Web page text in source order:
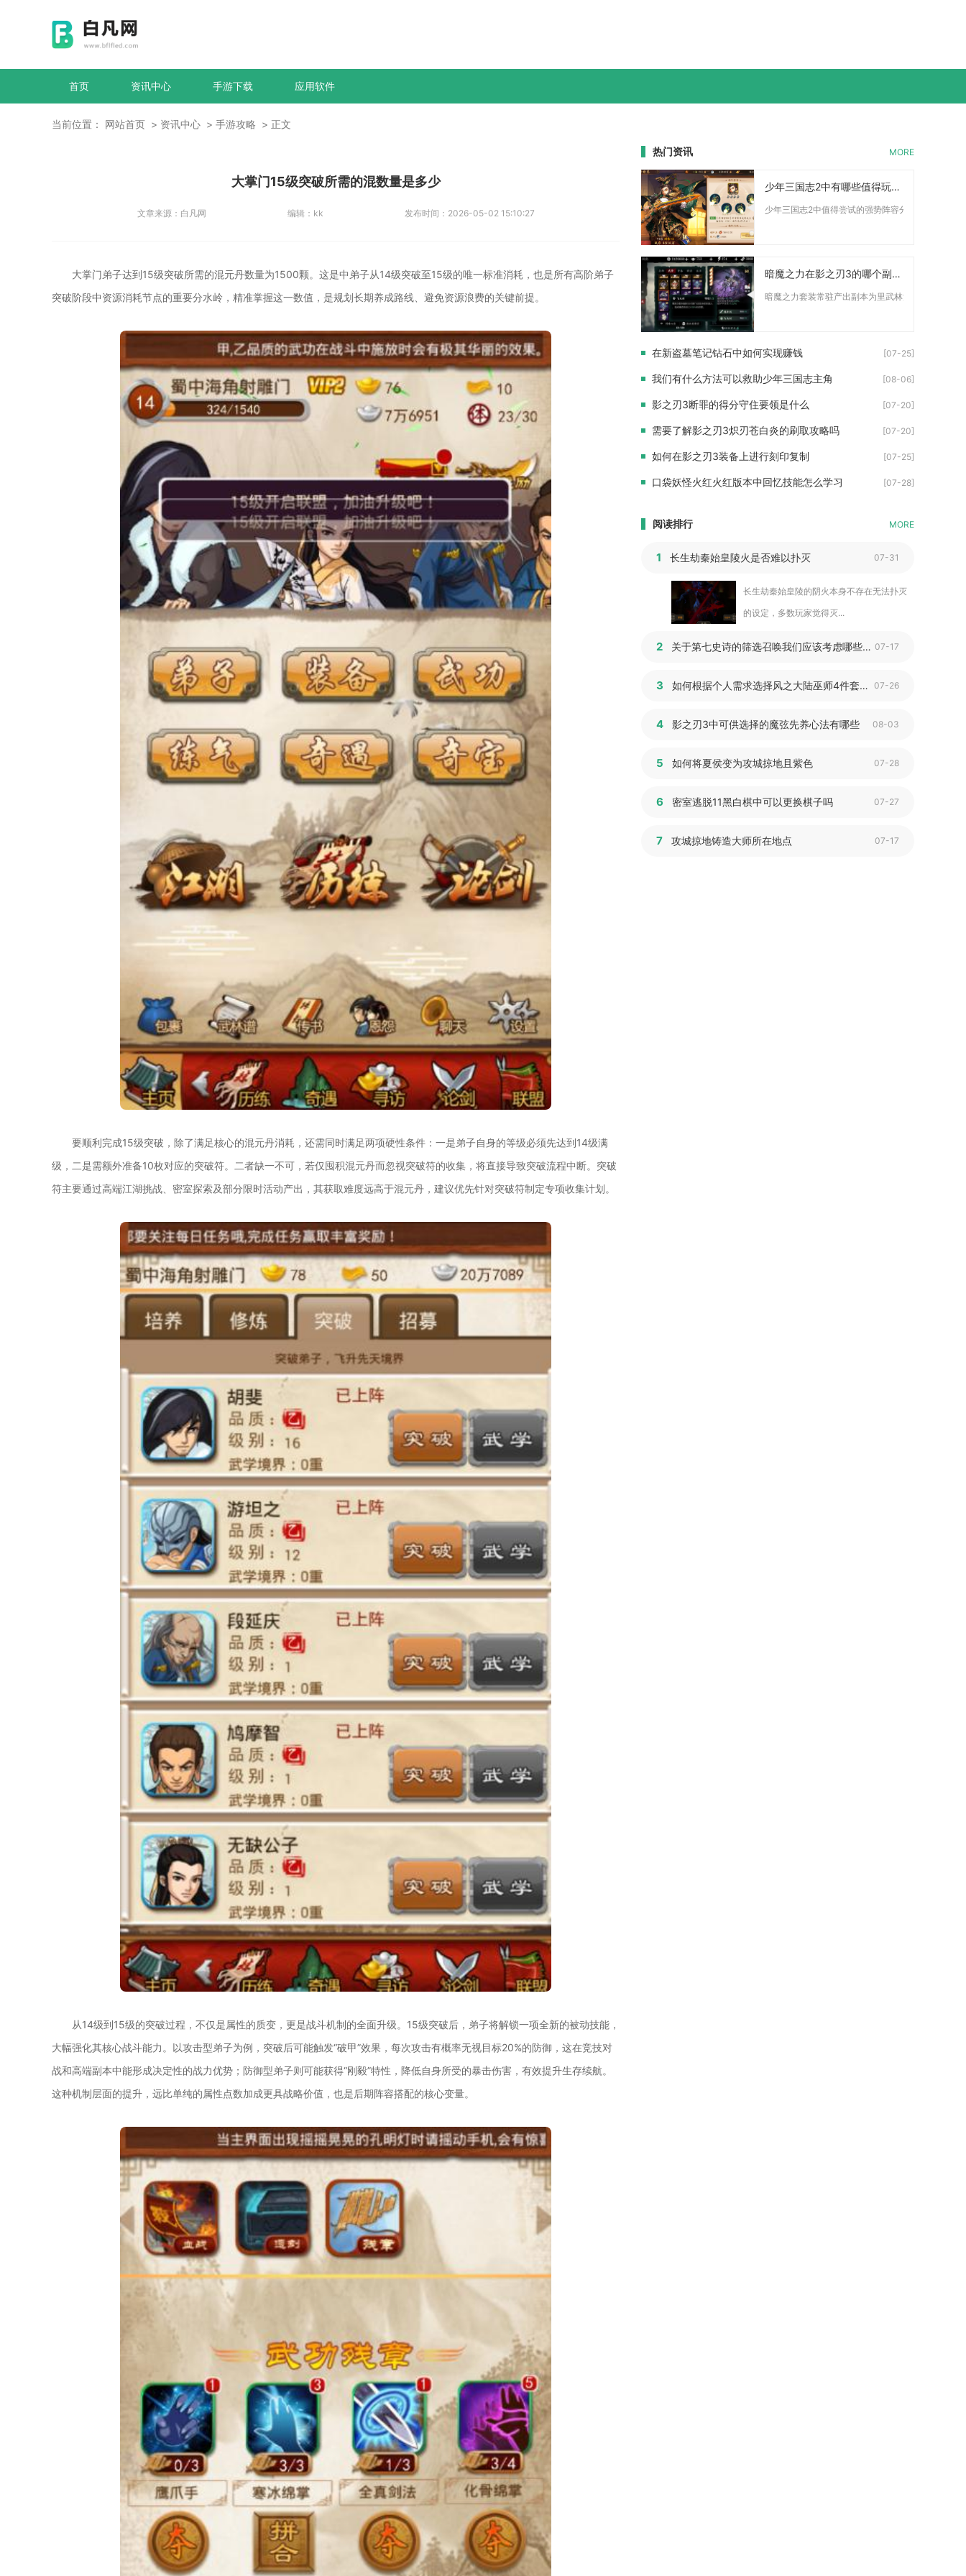
首页 资讯中心 手游下载 应用软件
当前位置： 网站首页 资讯中心 手游攻略 正文
大掌门15级突破所需的混数量是多少
文章来源： 白凡网 编辑： kk 发布时间： 2026-05-02 15:10:27
大掌门弟子达到15级突破所需的混元丹数量为1500颗。这是中弟子从14级突破至15级的唯一标准消耗，也是所有高阶弟子
突破阶段中资源消耗节点的重要分水岭，精准掌握这一数值，是规划长期养成路线、避免资源浪费的关键前提。
要顺利完成15级突破，除了满足核心的混元丹消耗，还需同时满足两项硬性条件：一是弟子自身的等级必须先达到14级满
级，二是需额外准备10枚对应的突破符。二者缺一不可，若仅囤积混元丹而忽视突破符的收集，将直接导致突破流程中断。突破
符主要通过高端江湖挑战、密室探索及部分限时活动产出，其获取难度远高于混元丹，建议优先针对突破符制定专项收集计划。
从14级到15级的突破过程，不仅是属性的质变，更是战斗机制的全面升级。15级突破后，弟子将解锁一项全新的被动技能，
大幅强化其核心战斗能力。以攻击型弟子为例，突破后可能触发“破甲”效果，每次攻击有概率无视目标20%的防御，这在竞技对
战和高端副本中能形成决定性的战力优势；防御型弟子则可能获得“刚毅”特性，降低自身所受的暴击伤害，有效提升生存续航。
这种机制层面的提升，远比单纯的属性点数加成更具战略价值，也是后期阵容搭配的核心变量。
热门资讯 MORE
少年三国志2中有哪些值得玩家尝试的强阵容
少年三国志2中值得尝试的强势阵容分为魏国天金控
暗魔之力在影之刃3的哪个副本中
暗魔之力套装常驻产出副本为里武林深层镜像三层湮
在新盗墓笔记钻石中如何实现赚钱 [07-25]
我们有什么方法可以救助少年三国志主角 [08-06]
影之刃3断罪的得分守住要领是什么 [07-20]
需要了解影之刃3炽刃苍白炎的刷取攻略吗 [07-20]
如何在影之刃3装备上进行刻印复制 [07-25]
口袋妖怪火红火红版本中回忆技能怎么学习 [07-28]
阅读排行 MORE
1 长生劫秦始皇陵火是否难以扑灭 07-31
长生劫秦始皇陵的阴火本身不存在无法扑灭
的设定，多数玩家觉得灭...
2 关于第七史诗的筛选召唤我们应该考虑哪些方面 07-17
3 如何根据个人需求选择风之大陆巫师4件套装备 07-26
4 影之刃3中可供选择的魔弦先养心法有哪些 08-03
5 如何将夏侯变为攻城掠地且紫色 07-28
6 密室逃脱11黑白棋中可以更换棋子吗 07-27
7 攻城掠地铸造大师所在地点 07-17